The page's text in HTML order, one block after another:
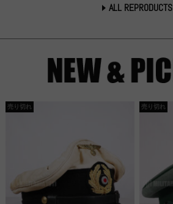
ALL REPRODUCTS
売り切れ 売り切れ